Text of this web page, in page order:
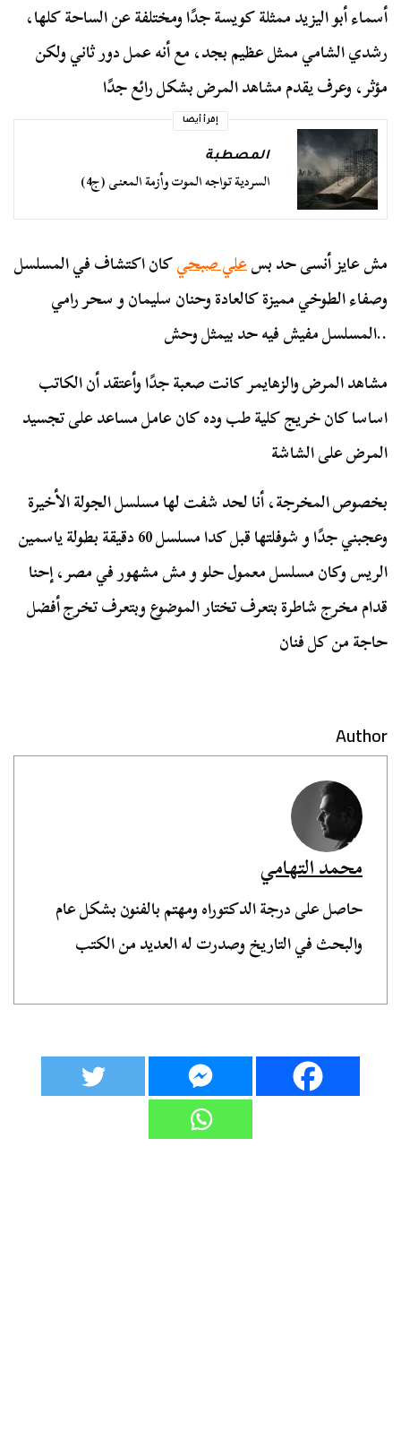
أسماء أبو اليزيد ممثلة كويسة جدًا ومختلفة عن الساحة كلها،
رشدي الشامي ممثل عظيم بجد، مع أنه عمل دور ثاني ولكن
مؤثر، وعرف يقدم مشاهد المرض بشكل رائع جدًا
إقرأ أيضا
المصطبة
السردية تواجه الموت وأزمة المعنى (ج4)
مش عايز أنسى حد بسعلي صبحيكان اكتشاف في المسلسل
وصفاء الطوخي مميزة كالعادة وحنان سليمان و سحر رامي
..المسلسل مفيش فيه حد بيمثل وحش
مشاهد المرض والزهايمر كانت صعبة جدًا وأعتقد أن الكاتب
اساسا كان خريج كلية طب وده كان عامل مساعد على تجسيد
المرض على الشاشة
بخصوص المخرجة، أنا لحد شفت لها مسلسل الجولة الأخيرة
وعجبني جدًا و شوفلتها قبل كدا مسلسل 60 دقيقة بطولة ياسمين
الريس وكان مسلسل معمول حلو و مش مشهور في مصر، إحنا
قدام مخرج شاطرة بتعرف تختار الموضوع وبتعرف تخرج أفضل
حاجة من كل فنان
Author
محمد التهامي
حاصل على درجة الدكتوراه ومهتم بالفنون بشكل عام
والبحث في التاريخ وصدرت له العديد من الكتب